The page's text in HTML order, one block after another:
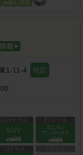
1-11-4 地図